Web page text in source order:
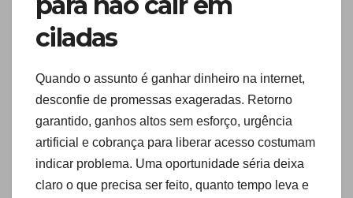
ciladas
Quando o assunto é ganhar dinheiro na internet,
desconfie de promessas exageradas. Retorno
garantido, ganhos altos sem esforço, urgência
artificial e cobrança para liberar acesso costumam
indicar problema. Uma oportunidade séria deixa
claro o que precisa ser feito, quanto tempo leva e